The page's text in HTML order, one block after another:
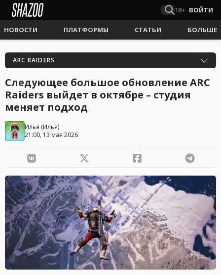
18+ ВОЙТИ
НОВОСТИ ПЛАТФОРМЫ СТАТЬИ БОЛЬШЕ
ARC RAIDERS
Следующее большое обновление ARC
Raiders выйдет в октябре – студия
меняет подход
Илья (Илья)
21:00, 13 мая 2026